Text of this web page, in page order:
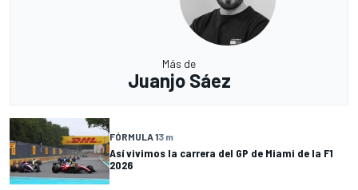
Más de
Juanjo Sáez
FÓRMULA 13 m
Así vivimos la carrera del GP de Miami de la F1
2026